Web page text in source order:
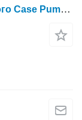
Гидроцилиндр для трактора колесного Case Puma 185